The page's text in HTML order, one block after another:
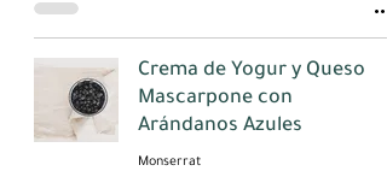
Crema de Yogur y Queso
Mascarpone con
Arándanos Azules
Monserrat